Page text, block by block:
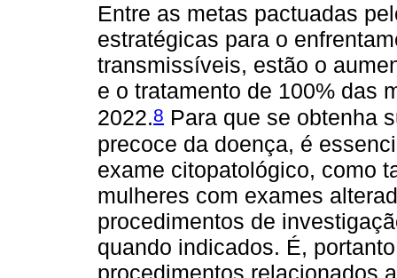
Entre as metas pactuadas
estratégicas para o
transmissíveis, estão o
e o tratamento de 100% das
2022.8 Para que se obtenha
precoce da doença, é
exame citopatológico, como
mulheres com exames
procedimentos de
quando indicados. É,
procedimentos relacionados